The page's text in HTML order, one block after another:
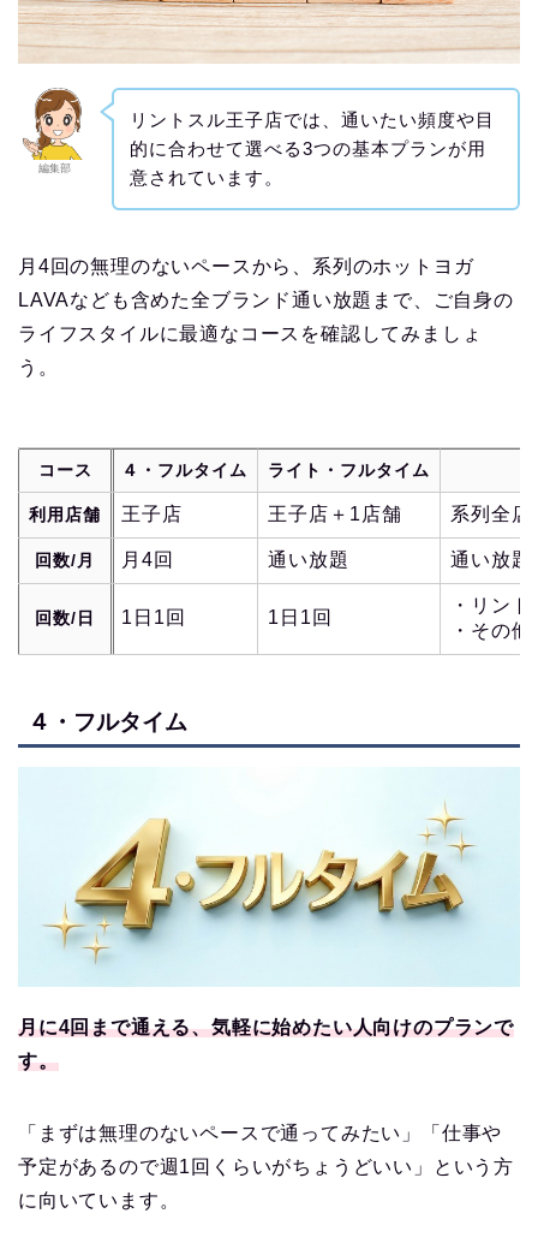
編集部
リントスル王子店では、通いたい頻度や目
的に合わせて選べる3つの基本プランが用
意されています。
月4回の無理のないペースから、系列のホットヨガ
LAVAなども含めた全ブランド通い放題まで、ご自身の
ライフスタイルに最適なコースを確認してみましょ
う。
コース ４・フルタイム ライト・フルタイム
利用店舗 王子店 王子店＋1店舗 系列全店
回数/月 月4回 通い放題 通い放題
回数/日 1日1回 1日1回
・リン
・その
４・フルタイム
月に4回まで通える、気軽に始めたい人向けのプランで
す。
「まずは無理のないペースで通ってみたい」「仕事や
予定があるので週1回くらいがちょうどいい」という方
に向いています。